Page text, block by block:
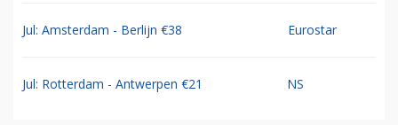
Jul: Amsterdam - Berlijn €38 Eurostar
Jul: Rotterdam - Antwerpen €21 NS